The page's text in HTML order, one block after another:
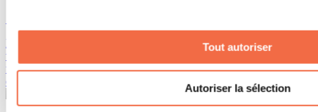
Tout autoriser
Autoriser la sélection
Dans la foulée de ma série de billets Quoi faire dans Lanaudière,
voici la suite de Quoi faire dans Lanaudière quand il pleut. Vous
tombez en vacances vendredi? Vous n'avez rien planifié? Vous êtes
en manque d'idées de sorties et d'activités? En...